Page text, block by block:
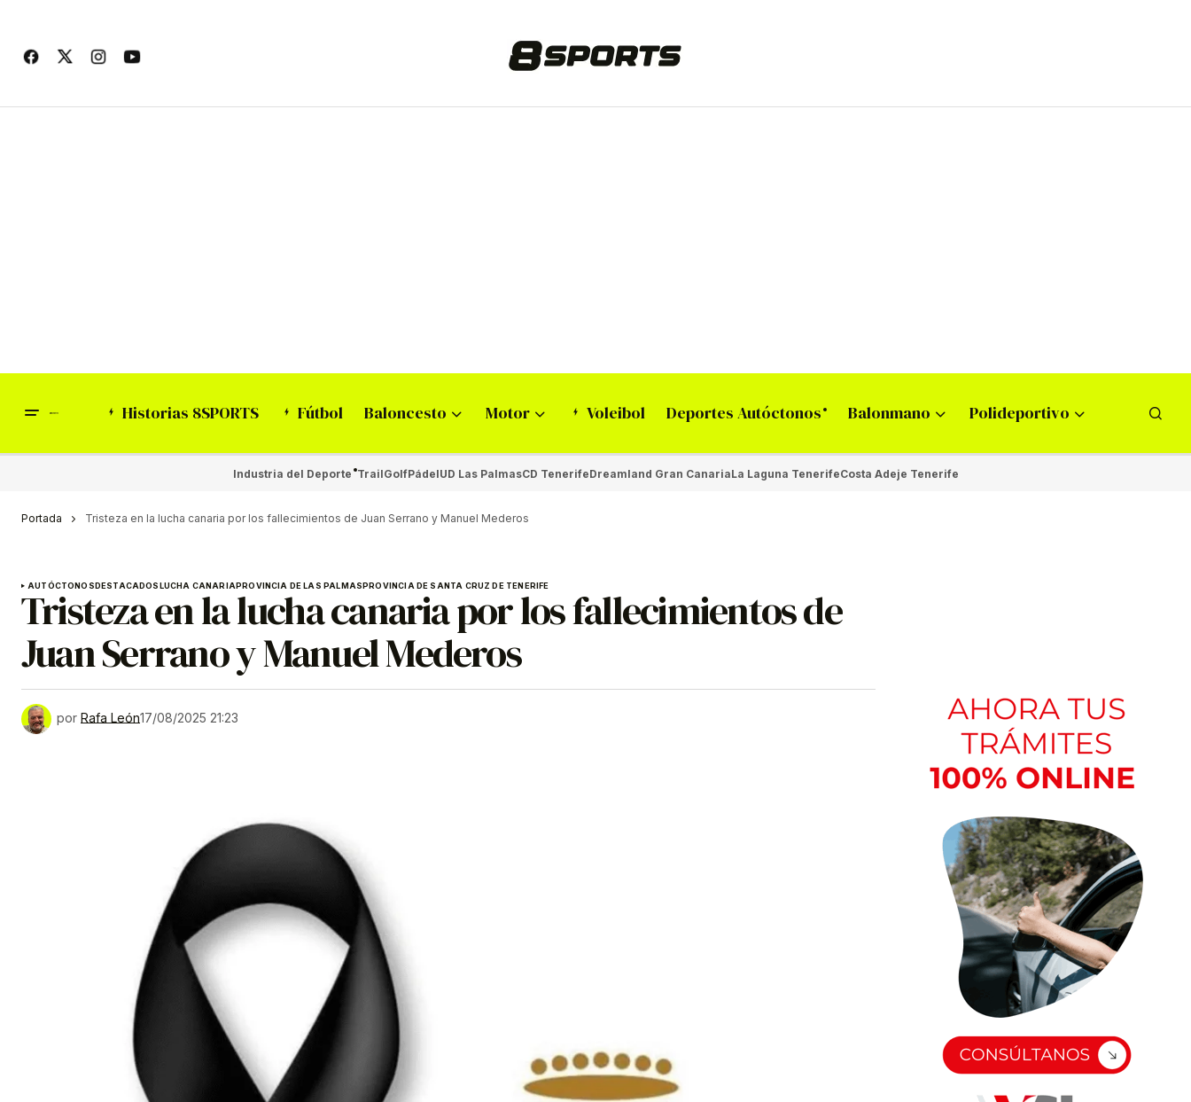
Historias 8SPORTS Fútbol Baloncesto Motor Voleibol Deportes Autóctonos Balonmano Polideportivo
Industria del Deporte TrailGolfPádelUD Las PalmasCD TenerifeDreamland Gran CanariaLa Laguna TenerifeCosta Adeje Tenerife
Portada Tristeza en la lucha canaria por los fallecimientos de Juan Serrano y Manuel Mederos
AUTÓCTONOSDESTACADOSLUCHA CANARIAPROVINCIA DE LAS PALMASPROVINCIA DE SANTA CRUZ DE TENERIFE
Tristeza en la lucha canaria por los fallecimientos de
Juan Serrano y Manuel Mederos
por Rafa León17/08/2025 21:23